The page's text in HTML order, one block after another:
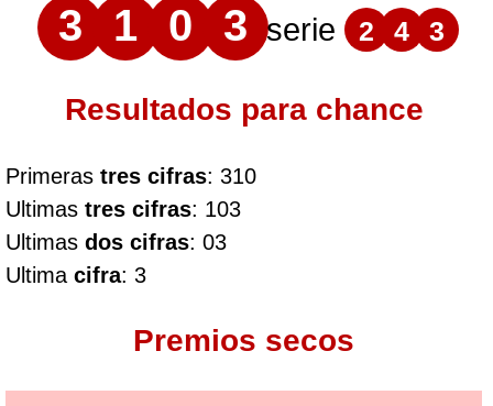
3 1 0 3 serie 2 4 3
Resultados para chance
Primeras tres cifras: 310
Ultimas tres cifras: 103
Ultimas dos cifras: 03
Ultima cifra: 3
Premios secos